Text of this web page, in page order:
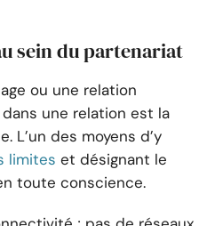
sein du partenariat
ou une relation
une relation est la
L’un des moyens d’y
limites et désignant le
toute conscience.